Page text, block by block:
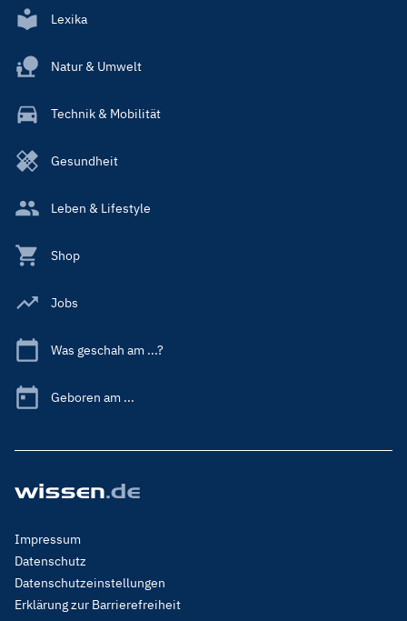
Lexika
Natur & Umwelt
Technik & Mobilität
Gesundheit
Leben & Lifestyle
Shop
Jobs
Was geschah am ...?
Geboren am ...
Footer
Menu
Legal
Impressum
Datenschutz
Datenschutzeinstellungen
Erklärung zur Barrierefreiheit